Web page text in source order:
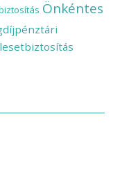
Önkéntes